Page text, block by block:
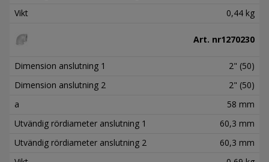
Vikt
0,44 kg
Art. nr1270230
Dimension anslutning 1
2" (50)
Dimension anslutning 2
2" (50)
a
58 mm
Utvändig rördiameter anslutning 1
60,3 mm
Utvändig rördiameter anslutning 2
60,3 mm